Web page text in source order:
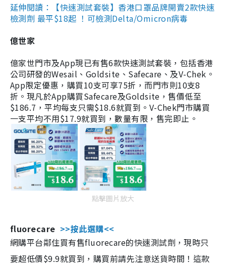
延伸閱讀：【快速測試套裝】香港口罩品牌開賣2款快速
檢測劑 最平$18起 ！可檢測Delta/Omicron病毒
億世家
億家世門市及App現已有售6款快速測試套裝，包括香港
公司研發的Wesail、Goldsite、Safecare、及V-Chek。
App限定優惠，購買10支可享75折，而門市則10支8
折。現凡於App購買Safecare及Goldsite，售價低至
$186.7，平均每支只需$18.6就買到。V-Chek門市購買
一支平均不用$17.9就買到，數量有限，售完即止。
點擊圖片放大
fluorecare >>按此選購<<
網購平台鄰住買有售fluorecare的快速測試劑，現時只
要超低價$9.9就買到，購買前請先注意送貨時間！這款